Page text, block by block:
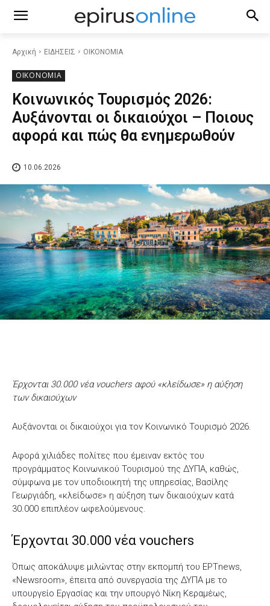
Αρχική ΕΙΔΗΣΕΙΣ ΟΙΚΟΝΟΜΙΑ
ΟΙΚΟΝΟΜΙΑ
Κοινωνικός Τουρισμός 2026:
Αυξάνονται οι δικαιούχοι – Ποιους
αφορά και πώς θα ενημερωθούν
10.06.2026
Έρχονται 30.000 νέα vouchers αφού «κλείδωσε» η αύξηση
των δικαιούχων
Αυξάνονται οι δικαιούχοι για τον Κοινωνικό Τουρισμό 2026.
Αφορά χιλιάδες πολίτες που έμειναν εκτός του
προγράμματος Κοινωνικού Τουρισμού της ΔΥΠΑ, καθώς,
σύμφωνα με τον υποδιοικητή της υπηρεσίας, Βασίλης
Γεωργιάδη, «κλείδωσε» η αύξηση των δικαιούχων κατά
30.000 επιπλέον ωφελούμενους.
Έρχονται 30.000 νέα vouchers
Όπως αποκάλυψε μιλώντας στην εκπομπή του ΕΡΤnews,
«Newsroom», έπειτα από συνεργασία της ΔΥΠΑ με το
υπουργείο Εργασίας και την υπουργό Νίκη Κεραμέως,